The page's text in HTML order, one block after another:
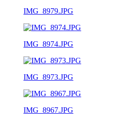
IMG_8979.JPG
IMG_8974.JPG
IMG_8973.JPG
IMG_8967.JPG